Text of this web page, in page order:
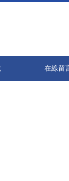
草,日本 在线不卡
在線留